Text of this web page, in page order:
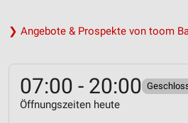
❯ Angebote & Prospekte von toom
07:00 - 20:00
Öffnungszeiten heute